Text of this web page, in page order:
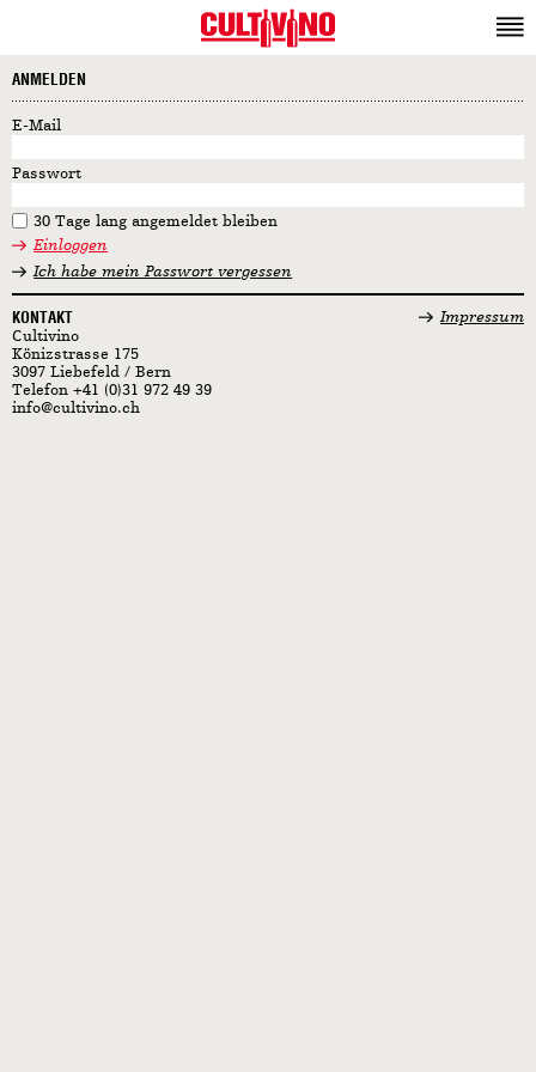
ANMELDEN
E-Mail
Passwort
30 Tage lang angemeldet bleiben
Einloggen
Ich habe mein Passwort vergessen
KONTAKT
Cultivino
Könizstrasse 175
3097 Liebefeld / Bern
Telefon +41 (0)31 972 49 39
info@cultivino.ch
Impressum